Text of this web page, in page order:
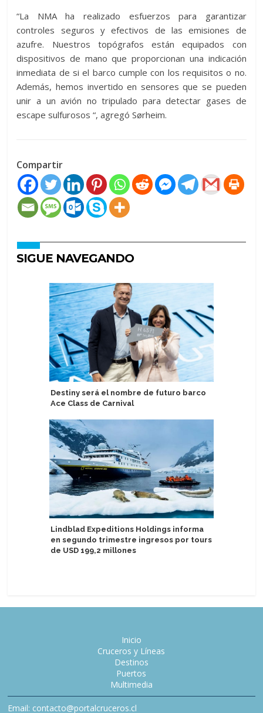
“La NMA ha realizado esfuerzos para garantizar
controles seguros y efectivos de las emisiones de
azufre. Nuestros topógrafos están equipados con
dispositivos de mano que proporcionan una indicación
inmediata de si el barco cumple con los requisitos o no.
Además, hemos invertido en sensores que se pueden
unir a un avión no tripulado para detectar gases de
escape sulfurosos “, agregó Sørheim.
Compartir
SIGUE NAVEGANDO
Destiny será el nombre de futuro barco
Ace Class de Carnival
Lindblad Expeditions Holdings informa
en segundo trimestre ingresos por tours
de USD 199,2 millones
Inicio
Cruceros y Líneas
Destinos
Puertos
Multimedia
Email: contacto@portalcruceros.cl